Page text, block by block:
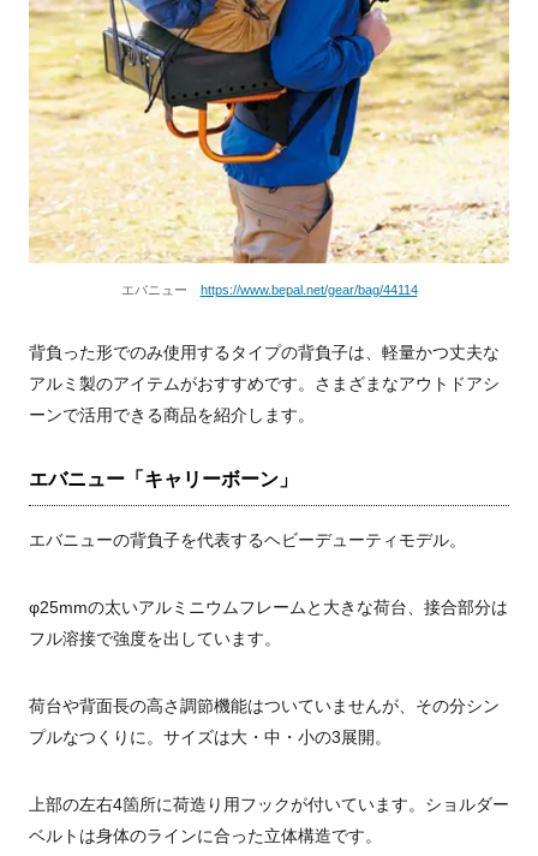
エバニュー https://www.bepal.net/gear/bag/44114
背負った形でのみ使用するタイプの背負子は、軽量かつ丈夫な
アルミ製のアイテムがおすすめです。さまざまなアウトドアシ
ーンで活用できる商品を紹介します。
エバニュー「キャリーボーン」
エバニューの背負子を代表するヘビーデューティモデル。
φ25mmの太いアルミニウムフレームと大きな荷台、接合部分は
フル溶接で強度を出しています。
荷台や背面長の高さ調節機能はついていませんが、その分シン
プルなつくりに。サイズは大・中・小の3展開。
上部の左右4箇所に荷造り用フックが付いています。ショルダー
ベルトは身体のラインに合った立体構造です。